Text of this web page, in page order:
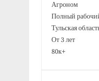
Агроном
Полный
Тульская
От 3 лет
80к+